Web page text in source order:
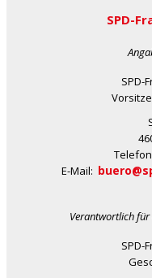
SPD-
SPD-
E-Mail:
Verantwortlich
SPD-